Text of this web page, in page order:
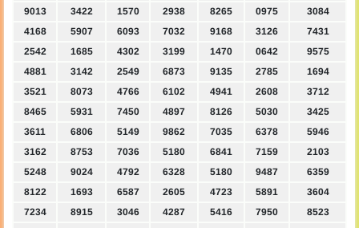
9013
3422 1570 2938 8265 0975
3084
4168
5907 6093 7032 9168 3126
7431
2542
1685 4302 3199 1470 0642
9575
4881
3142 2549 6873 9135 2785
1694
3521
8073 4766 6102 4941 2608
3712
8465
5931 7450 4897 8126 5030
3425
3611
6806 5149 9862 7035 6378
5946
3162
8753 7036 5180 6841 7159
2103
5248
9024 4792 6328 5180 9487
6359
8122
1693 6587 2605 4723 5891
3604
7234
8915 3046 4287 5416 7950
8523